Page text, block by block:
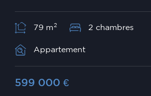
79 m 2 2 chambres
Appartement
599 000 €